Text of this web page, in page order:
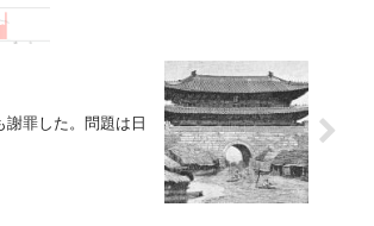
罪した。問題は日